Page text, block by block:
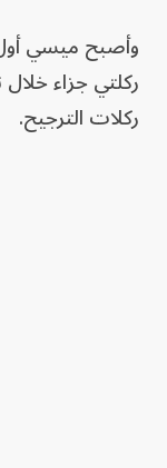
وأصبح ميسي
ركلتي جزاء
ركلات الترجيح.